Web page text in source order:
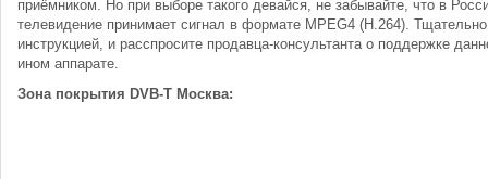
приёмником. Но при выборе такого девайся, не забывайте, что в
телевидение принимает сигнал в формате MPEG4 (Н.264). Тщательно
инструкцией, и расспросите продавца-консультанта о поддержке
ином аппарате.
Зона покрытия DVB-T Москва: